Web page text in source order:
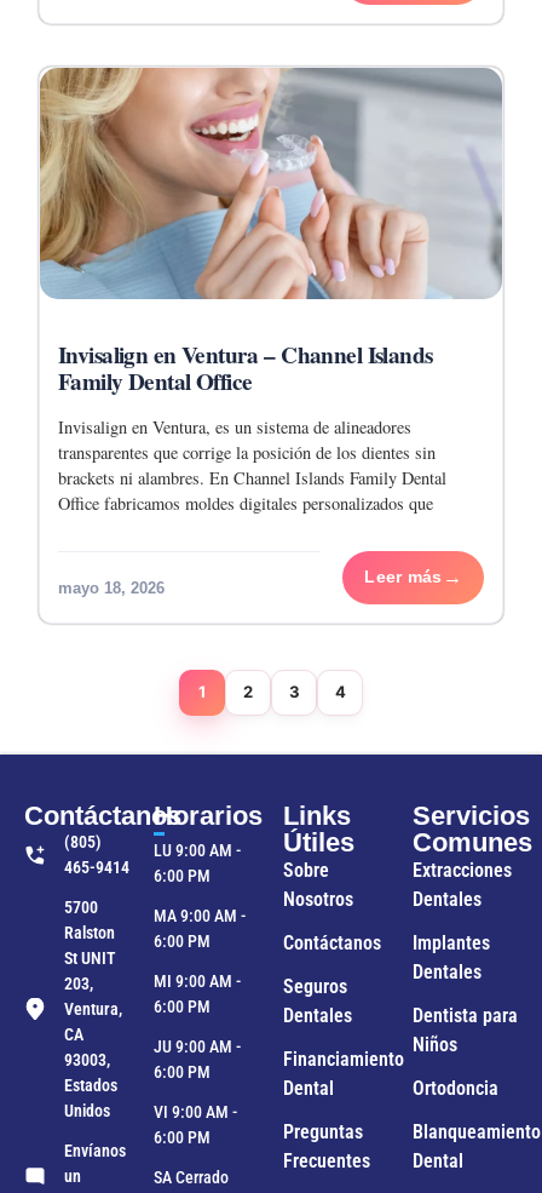
Invisalign en Ventura – Channel Islands
Family Dental Office
mayo 18, 2026
Invisalign en Ventura, es un sistema de alineadores
transparentes que corrige la posición de los dientes sin
brackets ni alambres. En Channel Islands Family Dental
Office fabricamos moldes digitales personalizados que
Leer más
1 2 3 4
Contáctanos
(805)
465-9414
5700
Ralston
St UNIT
203,
Ventura,
CA
93003,
Estados
Unidos
Envíanos
un
Horarios
LU 9:00 AM -
6:00 PM
MA 9:00 AM -
6:00 PM
MI 9:00 AM -
6:00 PM
JU 9:00 AM -
6:00 PM
VI 9:00 AM -
6:00 PM
SA Cerrado
Links
Útiles
Sobre
Nosotros
Contáctanos
Seguros
Dentales
Financiamiento
Dental
Preguntas
Frecuentes
Servicios
Comunes
Extracciones
Dentales
Implantes
Dentales
Dentista para
Niños
Ortodoncia
Blanqueamiento
Dental